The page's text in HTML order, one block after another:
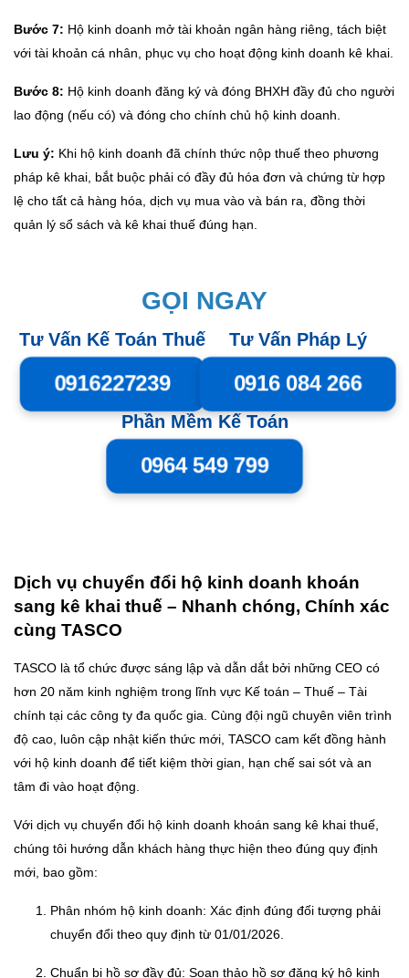
Bước 7: Hộ kinh doanh mở tài khoản ngân hàng riêng, tách biệt
với tài khoản cá nhân, phục vụ cho hoạt động kinh doanh kê khai.
Bước 8: Hộ kinh doanh đăng ký và đóng BHXH đầy đủ cho người
lao động (nếu có) và đóng cho chính chủ hộ kinh doanh.
Lưu ý: Khi hộ kinh doanh đã chính thức nộp thuế theo phương
pháp kê khai, bắt buộc phải có đầy đủ hóa đơn và chứng từ hợp
lệ cho tất cả hàng hóa, dịch vụ mua vào và bán ra, đồng thời
quản lý sổ sách và kê khai thuế đúng hạn.
GỌI NGAY
Tư Vấn Kế Toán Thuế
0916227239
Tư Vấn Pháp Lý
0916 084 266
Phần Mềm Kế Toán
0964 549 799
Dịch vụ chuyển đổi hộ kinh doanh khoán
sang kê khai thuế – Nhanh chóng, Chính xác
cùng TASCO
TASCO là tổ chức được sáng lập và dẫn dắt bởi những CEO có
hơn 20 năm kinh nghiệm trong lĩnh vực Kế toán – Thuế – Tài
chính tại các công ty đa quốc gia. Cùng đội ngũ chuyên viên trình
độ cao, luôn cập nhật kiến thức mới, TASCO cam kết đồng hành
với hộ kinh doanh để tiết kiệm thời gian, hạn chế sai sót và an
tâm đi vào hoạt động.
Với dịch vụ chuyển đổi hộ kinh doanh khoán sang kê khai thuế,
chúng tôi hướng dẫn khách hàng thực hiện theo đúng quy định
mới, bao gồm:
Phân nhóm hộ kinh doanh: Xác định đúng đối tượng phải
chuyển đổi theo quy định từ 01/01/2026.
Chuẩn bị hồ sơ đầy đủ: Soạn thảo hồ sơ đăng ký hộ kinh